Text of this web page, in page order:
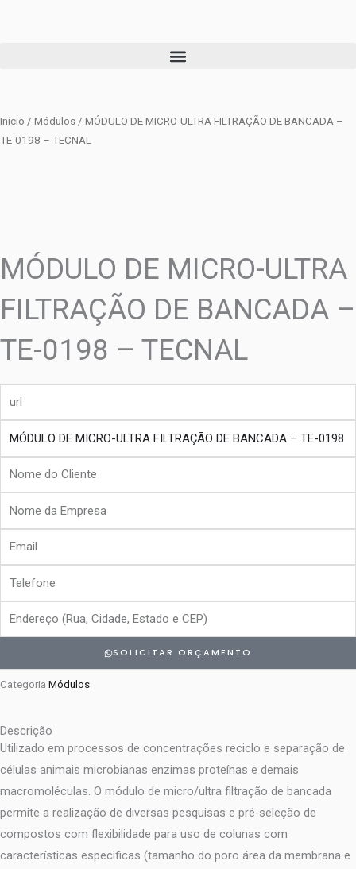
Início / Módulos / MÓDULO DE MICRO-ULTRA FILTRAÇÃO DE BANCADA –
TE-0198 – TECNAL
MÓDULO DE MICRO-ULTRA
FILTRAÇÃO DE BANCADA –
TE-0198 – TECNAL
produto
Nome
Cliente
Empresa
Email
Endereço
SOLICITAR ORÇAMENTO
Categoria Módulos
Descrição
Utilizado em processos de concentrações reciclo e separação de
células animais microbianas enzimas proteínas e demais
macromoléculas. O módulo de micro/ultra filtração de bancada
permite a realização de diversas pesquisas e pré-seleção de
compostos com flexibilidade para uso de colunas com
características especificas (tamanho do poro área da membrana e